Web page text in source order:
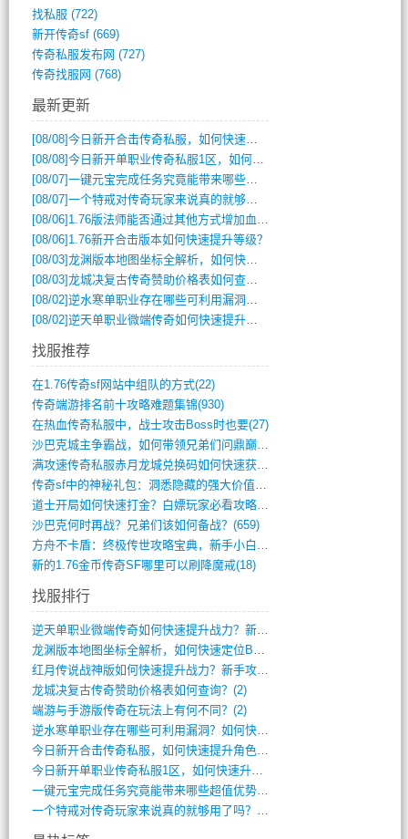
找私服 (722)
新开传奇sf(669)
传奇私服发布网 (727)
传奇找服网 (768)
最新更新
[08/08]今日新开合击传奇私服，如何快速提升角色战力？
[08/08]今日新开单职业传奇私服1区，如何快速升级与获取顶级装备？
[08/07]一键元宝完成任务究竟能带来哪些超值优势？
[08/07]一个特戒对传奇玩家来说真的就够用了吗？
[08/06] 1.76版法师能否通过其他方式增加血量？
[08/06] 1.76新开合击版本如何快速提升等级？
[08/03]龙渊版本地图坐标全解析，如何快速定位BOSS位置？
[08/03]龙城决复古传奇赞助价格表如何查询？
[08/02]逆水寒单职业存在哪些可利用漏洞？如何快速提升战力？
[08/02]逆天单职业微端传奇如何快速提升战力？新手必看攻略
找服推荐
在1.76传奇sf网站中组队的方式(22)
传奇端游排名前十攻略难题集锦(930)
在热血传奇私服中，战士攻击Boss时也要(27)
沙巴克城主争霸战，如何带领兄弟们问鼎巅峰(565)
满攻速传奇私服赤月龙城兑换码如何快速获取(676)
传奇sf中的神秘礼包：洞悉隐藏的强大价值(427)
道士开局如何快速打金？白嫖玩家必看攻略(5)
沙巴克何时再战？兄弟们该如何备战？(659)
方舟不卡盾：终极传世攻略宝典，新手小白逆(495)
新的1.76金币传奇SF哪里可以刷降魔戒(18)
找服排行
逆天单职业微端传奇如何快速提升战力？新手(4)
龙渊版本地图坐标全解析，如何快速定位BO(3)
红月传说战神版如何快速提升战力？新手攻略(3)
龙城决复古传奇赞助价格表如何查询？(2)
端游与手游版传奇在玩法上有何不同？(2)
逆水寒单职业存在哪些可利用漏洞？如何快速(1)
今日新开合击传奇私服，如何快速提升角色战(0)
今日新开单职业传奇私服1区，如何快速升级(0)
一键元宝完成任务究竟能带来哪些超值优势？(0)
一个特戒对传奇玩家来说真的就够用了吗？(0)